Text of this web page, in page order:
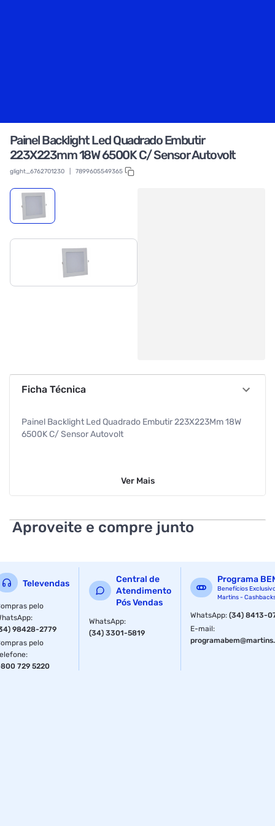
Painel Backlight Led Quadrado Embutir
223X223mm 18W 6500K C/ Sensor Autovolt
glight_6762701230 7899605549365
Ficha Técnica
Painel Backlight Led Quadrado Embutir 223X223Mm 18W
6500K C/ Sensor Autovolt
Ver Mais
Aproveite e compre junto
Televendas
pelo
:
98428-2779
pelo
:
729 5220
Central de
Atendimento
Pós Vendas
WhatsApp:
(34) 3301-5819
Programa
Benefícios
Martins -
WhatsApp:(34) 8413-
E-mail: